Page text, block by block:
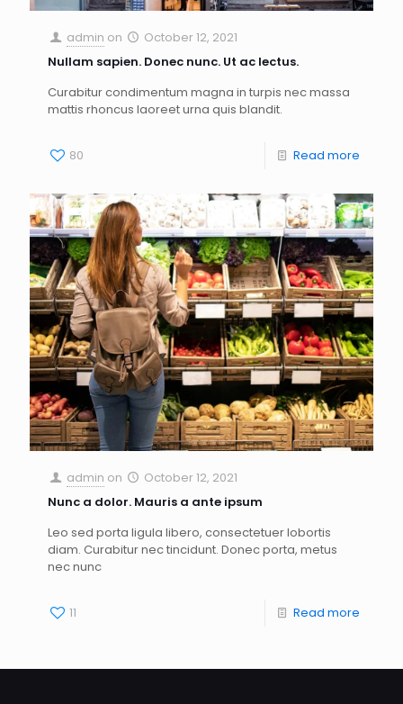
admin on
October 12, 2021
Nullam sapien. Donec nunc. Ut ac lectus.
Curabitur condimentum magna in turpis nec massa
mattis rhoncus laoreet urna quis blandit.
80 Read more
admin on
October 12, 2021
Nunc a dolor. Mauris a ante ipsum
Leo sed porta ligula libero, consectetuer lobortis
diam. Curabitur nec tincidunt. Donec porta, metus
nec nunc
11 Read more